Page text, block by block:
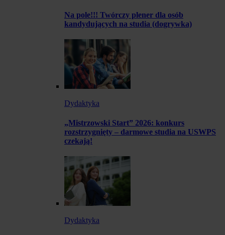
Na pole!!! Twórczy plener dla osób
kandydujących na studia (dogrywka)
Dydaktyka
„Mistrzowski Start” 2026: konkurs
rozstrzygnięty – darmowe studia na USWPS
czekają!
Dydaktyka